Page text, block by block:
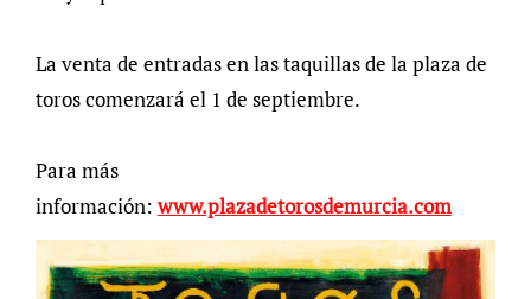
La venta de entradas en las taquillas de la plaza de
toros comenzará el 1 de septiembre.
Para más
información:www.plazadetorosdemurcia.com